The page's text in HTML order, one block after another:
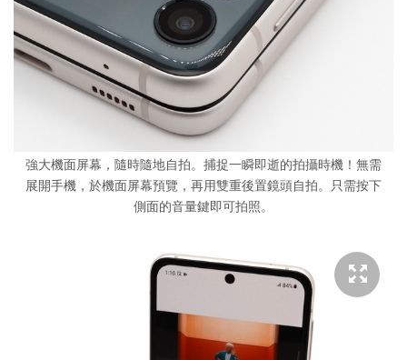
強大機面屏幕，隨時隨地自拍。捕捉一瞬即逝的拍攝時機！無需
展開手機，於機面屏幕預覽，再用雙重後置鏡頭自拍。只需按下
側面的音量鍵即可拍照。